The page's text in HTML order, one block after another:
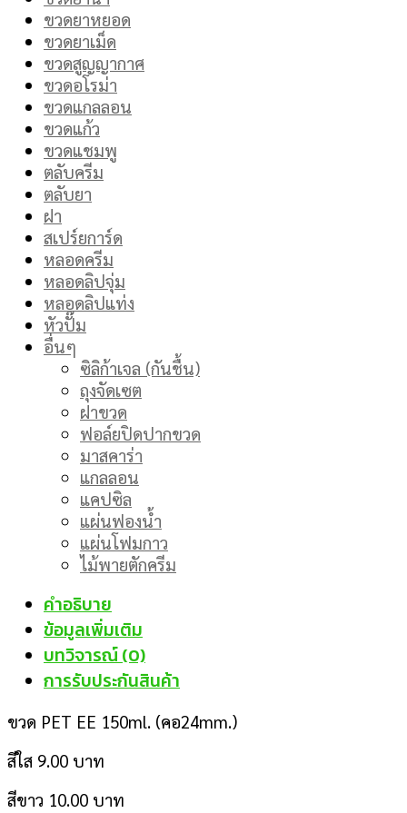
ขวดยาหยอด
ขวดยาเม็ด
ขวดสูญญากาศ
ขวดอโรม่า
ขวดแกลลอน
ขวดแก้ว
ขวดแชมพู
ตลับครีม
ตลับยา
ฝา
สเปร์ยการ์ด
หลอดครีม
หลอดลิปจุ่ม
หลอดลิปแท่ง
หัวปั๊ม
อื่นๆ
ซิลิก้าเจล (กันชื้น)
ถุงจัดเซต
ฝาขวด
ฟอล์ยปิดปากขวด
มาสคาร่า
แกลลอน
แคปซิล
แผ่นฟองน้ำ
แผ่นโฟมกาว
ไม้พายตักครีม
คำอธิบาย
ข้อมูลเพิ่มเติม
บทวิจารณ์ (0)
การรับประกันสินค้า
ขวด PET EE 150ml. (คอ24mm.)
สีใส 9.00 บาท
สีขาว 10.00 บาท